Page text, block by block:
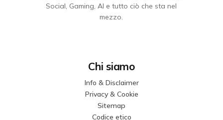
Social, Gaming, AI e tutto ciò che sta nel
mezzo.
Chi siamo
Info & Disclaimer
Privacy & Cookie
Sitemap
Codice etico